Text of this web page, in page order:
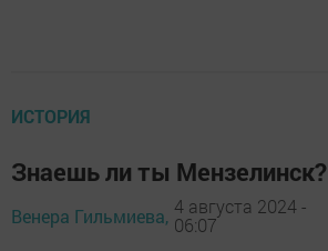
ИСТОРИЯ
Знаешь ли ты Мензелинск?
Венера Гильмиева, 4 августа 2024 -
06:07